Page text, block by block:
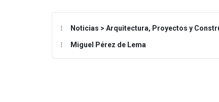
Noticias > Arquitectura, Proyectos y
Miguel Pérez de Lema